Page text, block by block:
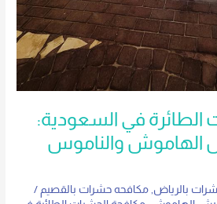
الطائرة في السعودية:
الهاموش والناموس
بالرياض ,مكافحه حشرات بالقصيم /